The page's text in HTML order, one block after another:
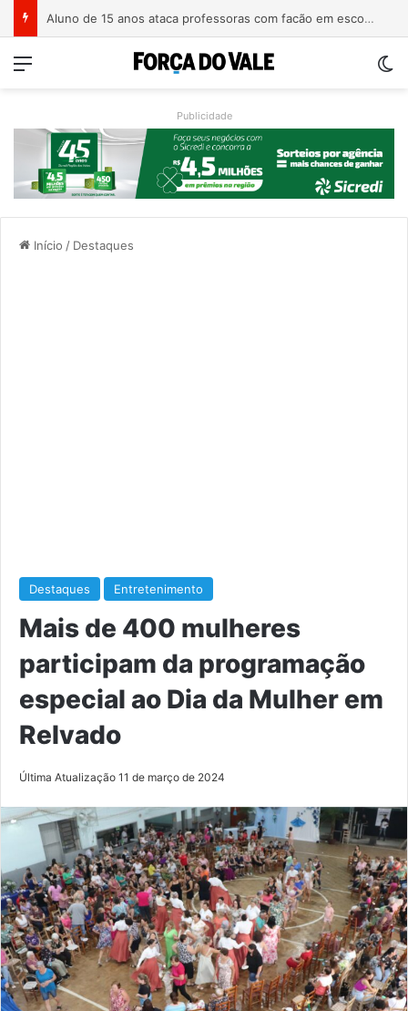
Homem é preso com revólver de numeração raspada em Teutônia
Menu
Publicidade
Início / Destaques
Destaques Entretenimento
Mais de 400 mulheres
participam da programação
especial ao Dia da Mulher em
Relvado
Última Atualização 11 de março de 2024